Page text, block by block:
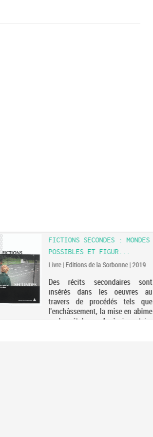
FICTIONS SECONDES : MONDES
POSSIBLES ET FIGUR...
Livre | Editions de la Sorbonne | 2019
Des récits secondaires sont
insérés dans les oeuvres au
travers de procédés tels que
l'enchâssement, la mise en abîme
ou la métalepse. Après inventaire